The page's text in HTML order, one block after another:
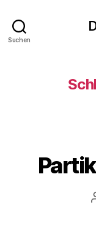
Suchen